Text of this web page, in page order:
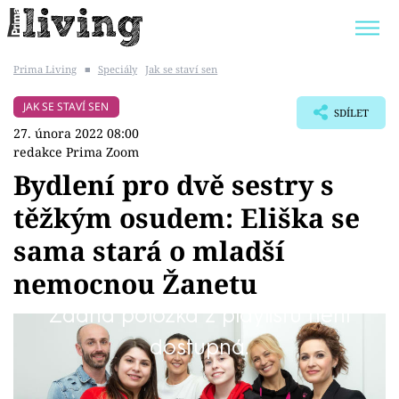
BYDLENÍ SLAVNÝCH
Témata
Bydlení
Zahrada
Design
Prima Living ■ Speciály Jak se staví sen
JAK SE STAVÍ SEN
27. února 2022 08:00
redakce Prima Zoom
SDÍLET
Bydlení pro dvě sestry s
těžkým osudem: Eliška se
sama stará o mladší
nemocnou Žanetu
Žádná položka z playlistu není
dostupná.
Žanetě je teprve čtrnáct let, stará se o ni její
starší sestra. Do už tak těžké situace zasáhla
Žanetina nemoc. S příběhem oslovila pořad